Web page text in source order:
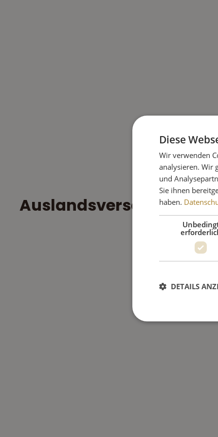
Auslandsversand DPD
Diese
Wir verwenden
analysieren. Wir
und
Sie ihnen
haben.
DETAILS